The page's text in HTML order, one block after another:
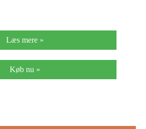
(+2)
Læs mere »
Køb nu »